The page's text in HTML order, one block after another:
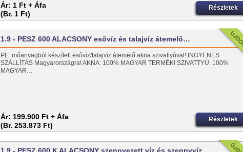
Ár: 1 Ft + Áfa
(Br. 1 Ft)
Részletek
1.9 - PESZ 600 ALACSONY esővíz és talajvíz átemelő…
PE. műanyagból készített esővíz/talajvíz átemelő akna szivattyúval! INGYENES
SZÁLLÍTÁS Magyarországra! AKNA: 100% MAGYAR TERMÉK! SZIVATTYÚ: 100%
MAGYAR…
Ár: 199.900 Ft + Áfa
(Br. 253.873 Ft)
Részletek